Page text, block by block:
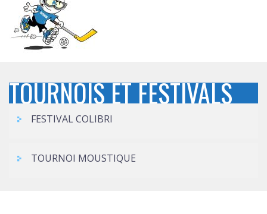
TOURNOIS ET FESTIVALS
FESTIVAL COLIBRI
TOURNOI MOUSTIQUE